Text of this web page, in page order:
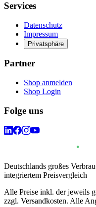
Services
Datenschutz
Impressum
Privatsphäre
Partner
Shop anmelden
Shop Login
Folge uns
Deutschlands großes
integriertem Preisvergleich
Alle Preise inkl. der jeweils
zzgl. Versandkosten. Alle